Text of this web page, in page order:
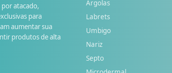
por atacado,
para
aumentar sua
produtos de alta
Argolas
Labrets
Umbigo
Nariz
Septo